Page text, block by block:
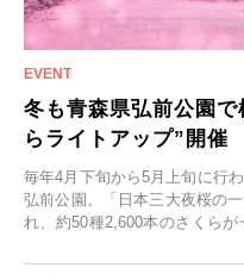
冬も青森県弘前公園で
らライトアップ”開催
毎年4月下旬から5月上旬に行
弘前公園。「日本三大夜桜の
れ、約50種2,600本のさくら
日(月)～2026年2月28日(土)の